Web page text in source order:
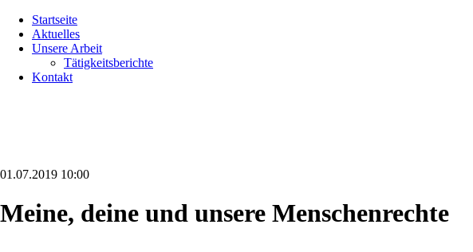
überspringen
Startseite
Aktuelles
Unsere Arbeit
Tätigkeitsberichte
Kontakt
01.07.2019 10:00
Meine, deine und unsere Menschenrechte